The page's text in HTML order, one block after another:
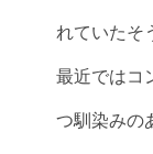
れていたそ
最近ではコ
つ馴染みの